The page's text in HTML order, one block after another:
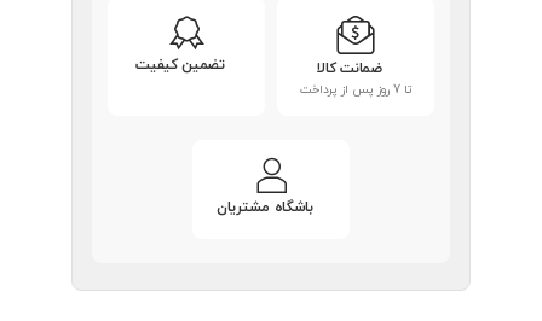
ضمانت کالا
تا 7 روز پس از پرداخت
تضمین کیفیت
باشگاه مشتریان